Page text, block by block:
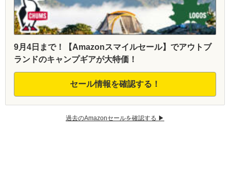
9月4日まで！【Amazonスマイルセール】でアウトブ
ランドのキャンプギアが大特価！
セール情報を確認する！
過去のAmazonセールを確認する ▶︎